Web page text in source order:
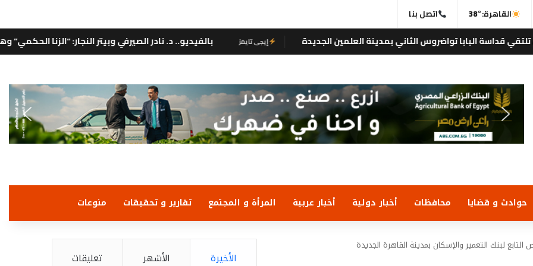
القاهرة:38° اتصل بنا
تواضروس الثاني بمدينة العلمين الجديدة إيجى تايمز بالفيديو.. د. نادر الصيرفي وبيتر النجار: “الزنا الحكمي” وهم تشريعي لا وجود له
حوادث و قضايا محافظات أخبار دولية أخبار عربية المرأة و المجتمع تقارير و تحقيقات منوعات
لبنك التعمير والإسكان بمدينة القاهرة الجديدة
الأخيرة الأشهر تعليقات